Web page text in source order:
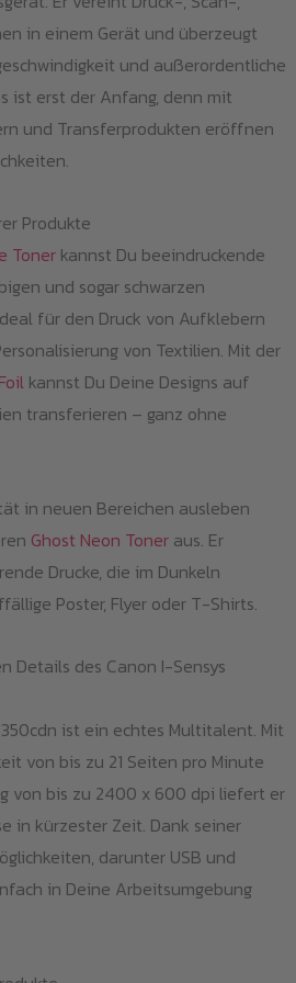
in einem Gerät und überzeugt
und außerordentliche
ist erst der Anfang, denn mit
und Transferprodukten eröffnen
Produkte
Tonerkannst Du beeindruckende
und sogar schwarzen
für den Druck von Aufklebern
von Textilien. Mit der
kannst Du Deine Designs auf
transferieren – ganz ohne
in neuen Bereichen ausleben
Ghost Neon Toneraus. Er
Drucke, die im Dunkeln
Poster, Flyer oder T-Shirts.
Details des Canon I-Sensys
ist ein echtes Multitalent. Mit
von bis zu 21 Seiten pro Minute
von bis zu 2400 x 600 dpi liefert er
in kürzester Zeit. Dank seiner
darunter USB und
in Deine Arbeitsumgebung